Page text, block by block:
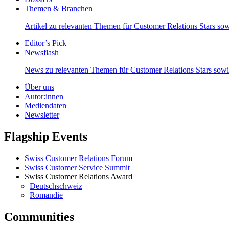
Themen & Branchen
Artikel zu relevanten Themen für Customer Relations Stars
Editor’s Pick
Newsflash
News zu relevanten Themen für Customer Relations Stars
Über uns
Autor:innen
Mediendaten
Newsletter
Flagship Events
Swiss Customer Relations Forum
Swiss Customer Service Summit
Swiss Customer Relations Award
Deutschschweiz
Romandie
Communities